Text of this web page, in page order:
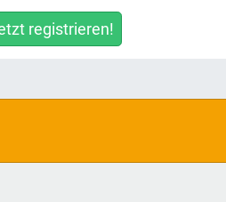
registrieren!